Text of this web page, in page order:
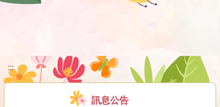
:::
訊息公告